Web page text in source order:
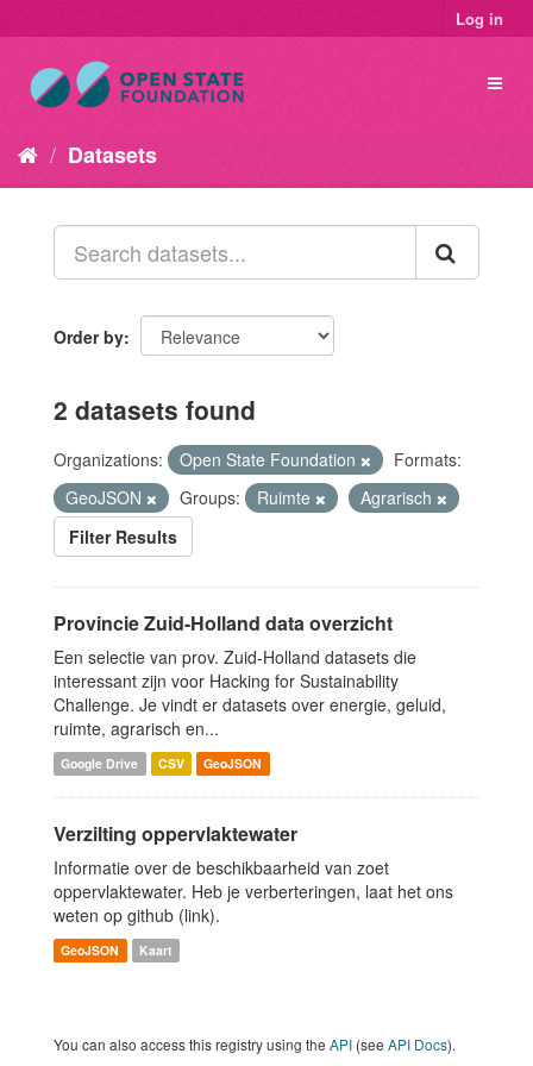
Log in
Datasets
Order by
2 datasets found
Organizations: Open State Foundation
Formats:
GeoJSON
Groups: Ruimte
Agrarisch
Filter Results
Provincie Zuid-Holland data overzicht
Een selectie van prov. Zuid-Holland datasets die
interessant zijn voor Hacking for Sustainability
Challenge. Je vindt er datasets over energie, geluid,
ruimte, agrarisch en...
Google Drive CSV GeoJSON
Verzilting oppervlaktewater
Informatie over de beschikbaarheid van zoet
oppervlaktewater. Heb je verberteringen, laat het ons
weten op github (link).
GeoJSON Kaart
You can also access this registry using the API (see API Docs).